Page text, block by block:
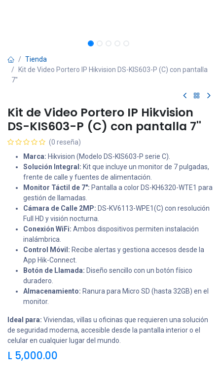
Tienda
Kit de Video Portero IP Hikvision DS-KIS603-P (C) con pantalla
7''
Kit de Video Portero IP Hikvision
DS-KIS603-P (C) con pantalla 7''
(0 reseña)
Marca: Hikvision (Modelo DS-KIS603-P serie C).
Solución Integral: Kit que incluye un monitor de 7 pulgadas,
frente de calle y fuentes de alimentación.
Monitor Táctil de 7": Pantalla a color DS-KH6320-WTE1 para
gestión de llamadas.
Cámara de Calle 2MP: DS-KV6113-WPE1(C) con resolución
Full HD y visión nocturna.
Conexión WiFi: Ambos dispositivos permiten instalación
inalámbrica.
Control Móvil: Recibe alertas y gestiona accesos desde la
App Hik-Connect.
Botón de Llamada: Diseño sencillo con un botón físico
duradero.
Almacenamiento: Ranura para Micro SD (hasta 32GB) en el
monitor.
Ideal para: Viviendas, villas u oficinas que requieren una solución
de seguridad moderna, accesible desde la pantalla interior o el
celular en cualquier lugar del mundo.
L 5,000.00